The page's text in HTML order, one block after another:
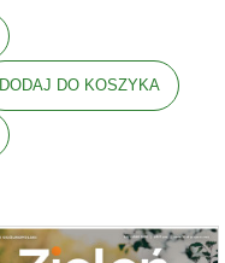
DODAJ DO KOSZYKA